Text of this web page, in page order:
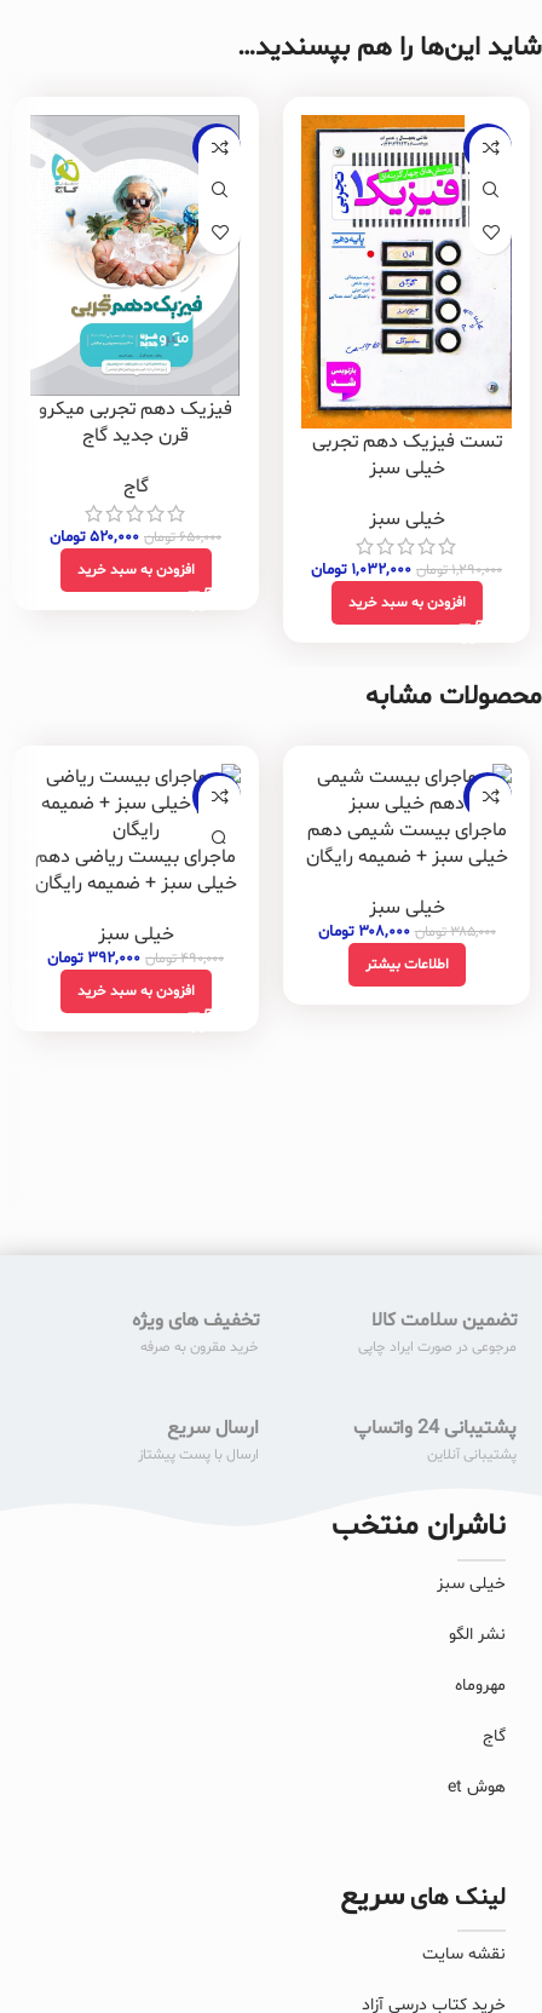
شاید این‌ها را هم بپسندید…
-20%
تست فیزیک دهم تجربی
خیلی سبز
خیلی سبز
۱,۲۹۰,۰۰۰تومان ۱,۰۳۲,۰۰۰ تومان
افزودن به سبد خرید
-20%
فیزیک دهم تجربی میکرو
قرن جدید گاج
گاج
۶۵۰,۰۰۰تومان ۵۲۰,۰۰۰ تومان
افزودن به سبد خرید
محصولات مشابه
-20%
فروخته
شده
ماجرای بیست شیمی دهم
خیلی سبز + ضمیمه رایگان
خیلی سبز
۳۸۵,۰۰۰تومان ۳۰۸,۰۰۰ تومان
اطلاعات بیشتر
-20%
ماجرای بیست ریاضی دهم
خیلی سبز + ضمیمه رایگان
خیلی سبز
۴۹۰,۰۰۰تومان ۳۹۲,۰۰۰ تومان
افزودن به سبد خرید
تضمین سلامت کالا
مرجوعی در صورت ایراد چاپی
تخفیف های ویژه
خرید مقرون به صرفه
پشتیبانی 24 واتساپ
پشتیبانی آنلاین
ارسال سریع
ارسال با پست پیشتاز
ناشران منتخب
خیلی سبز
نشر الگو
مهروماه
گاج
هوش et
لینک های سریع
نقشه سایت
خرید کتاب درسی آزاد